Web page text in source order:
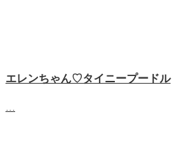
エレンちゃん♡タイニープードル